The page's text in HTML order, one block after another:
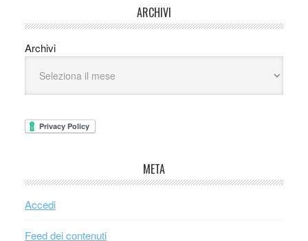
ARCHIVI
Archivi
META
Accedi
Feed dei contenuti